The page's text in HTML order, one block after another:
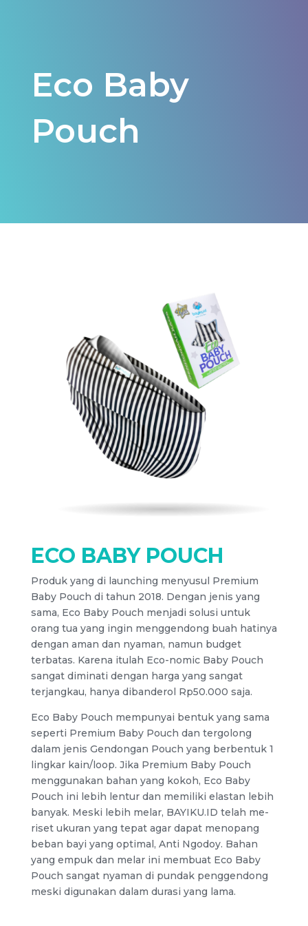
Eco Baby
Pouch
ECO BABY POUCH
Produk yang di launching menyusul Premium
Baby Pouch di tahun 2018. Dengan jenis yang
sama, Eco Baby Pouch menjadi solusi untuk
orang tua yang ingin menggendong buah hatinya
dengan aman dan nyaman, namun budget
terbatas. Karena itulah Eco-nomic Baby Pouch
sangat diminati dengan harga yang sangat
terjangkau, hanya dibanderol Rp50.000 saja.
Eco Baby Pouch mempunyai bentuk yang sama
seperti Premium Baby Pouch dan tergolong
dalam jenis Gendongan Pouch yang berbentuk 1
lingkar kain/loop. Jika Premium Baby Pouch
menggunakan bahan yang kokoh, Eco Baby
Pouch ini lebih lentur dan memiliki elastan lebih
banyak. Meski lebih melar, BAYIKU.ID telah me-
riset ukuran yang tepat agar dapat menopang
beban bayi yang optimal, Anti Ngodoy. Bahan
yang empuk dan melar ini membuat Eco Baby
Pouch sangat nyaman di pundak penggendong
meski digunakan dalam durasi yang lama.